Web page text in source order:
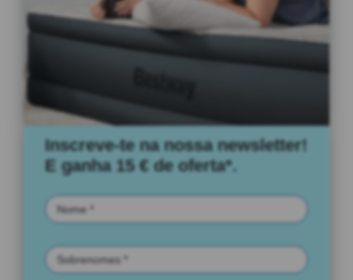
Inscreve-te na nossa newsletter!
E ganha 15 € de oferta*.